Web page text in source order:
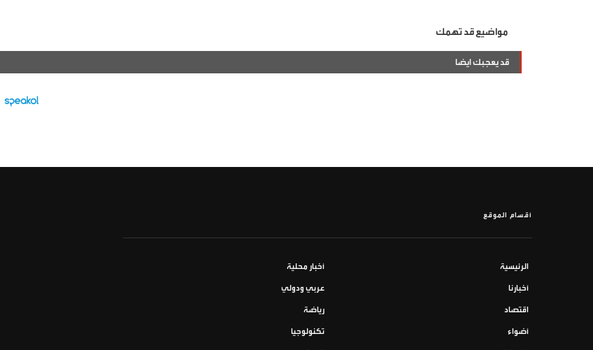
مواضيع قد تهمك
قد يعجبك ايضا
أقسام الموقع
الرئيسية أخبار محلية
أخبارنا عربي ودولي
اقتصاد رياضة
أضواء تكنولوجيا